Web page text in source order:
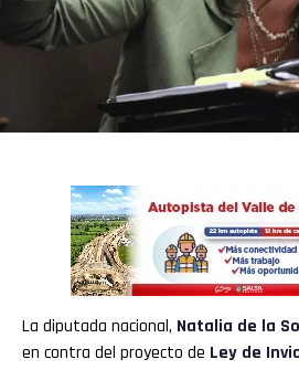
La diputada nacional, Natalia de la
en contra del proyecto de Ley de